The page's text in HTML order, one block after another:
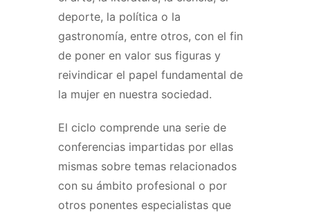
deporte, la política o la
gastronomía, entre otros, con el fin
de poner en valor sus figuras y
reivindicar el papel fundamental de
la mujer en nuestra sociedad.
El ciclo comprende una serie de
conferencias impartidas por ellas
mismas sobre temas relacionados
con su ámbito profesional o por
otros ponentes especialistas que